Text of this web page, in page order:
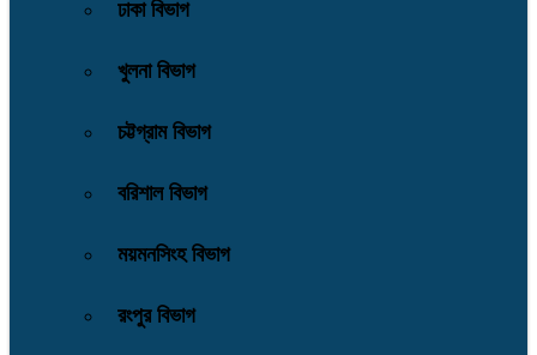
ঢাকা বিভাগ
খুলনা বিভাগ
চট্টগ্রাম বিভাগ
বরিশাল বিভাগ
ময়মনসিংহ বিভাগ
রংপুর বিভাগ